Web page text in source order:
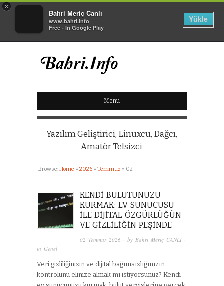
×
Bahri Meriç Canlı
www.bahri.info
Free - In Google Play
Yükle
BAHRI MERIÇ CANLI
KIŞISEL WEB SITESI
Menu
Yazılım Geliştirici, Linuxcu, Dağcı,
Amatör Telsizci
Browse:Home » 2026 » Temmuz » 02
KENDI BULUTUNUZU
KURMAK: EV SUNUCUSU
ILE DIJITAL ÖZGÜRLÜĞÜN
VE GIZLILIĞIN PEŞINDE
02 Temmuz 2026 · by Bahri Meriç CANLI ·
in Genel
Veri gizliliğinizin ve dijital bağımsızlığınızın
kontrolünü elinize almak mı istiyorsunuz? Kendi